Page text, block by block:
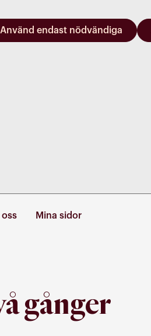
Använd endast nödvändiga
Mina sidor
Mina Sidor
gånger